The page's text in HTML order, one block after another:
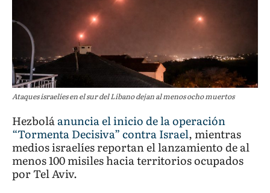
Ataques israelíes en el sur del Líbano dejan al menos ocho muertos
Hezboláanuncia el inicio de la operación
“Tormenta Decisiva” contra Israel, mientras
medios israelíes reportan el lanzamiento de al
menos 100 misiles hacia territorios ocupados
por Tel Aviv.